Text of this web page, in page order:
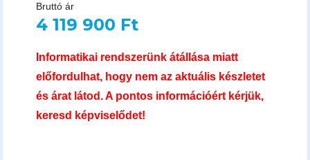
Bruttó ár
4 119 900 Ft
Informatikai rendszerünk átállása miatt
előfordulhat, hogy nem az aktuális készletet
és árat látod. A pontos információért kérjük,
keresd képviselődet!